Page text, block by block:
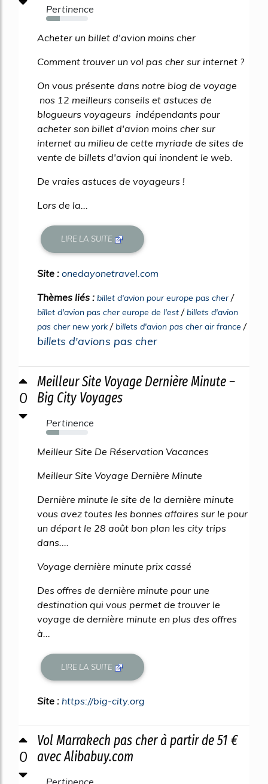
Pertinence
33%
Acheter un billet d'avion moins cher
Comment trouver un vol pas cher sur internet ?
On vous présente dans notre blog de voyage
nos 12 meilleurs conseils et astuces de
blogueurs voyageurs indépendants pour
acheter son billet d'avion moins cher sur
internet au milieu de cette myriade de sites de
vente de billets d'avion qui inondent le web.
De vraies astuces de voyageurs !
Lors de la...
LIRE LA SUITE
Site : onedayonetravel.com
Thèmes liés : billet d'avion pour europe pas cher/
billet d'avion pas cher europe de l'est / billets d'avion
pas cher new york / billets d'avion pas cher air france /
billets d'avions pas cher
0
Meilleur Site Voyage Dernière Minute –
Big City Voyages
Pertinence
31%
Meilleur Site De Réservation Vacances
Meilleur Site Voyage Dernière Minute
Dernière minute le site de la dernière minute
vous avez toutes les bonnes affaires sur le pour
un départ le 28 août bon plan les city trips
dans....
Voyage dernière minute prix cassé
Des offres de dernière minute pour une
destination qui vous permet de trouver le
voyage de dernière minute en plus des offres
à...
LIRE LA SUITE
Site : https://big-city.org
0
Vol Marrakech pas cher à partir de 51 €
avec Alibabuy.com